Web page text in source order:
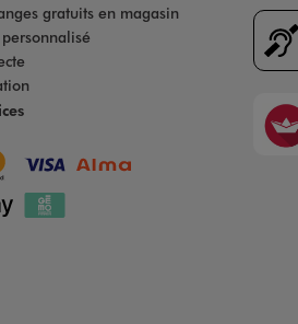
gratuits en magasin
Faciliti